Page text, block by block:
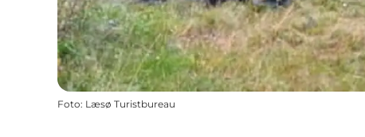
Foto: Læsø Turistbureau